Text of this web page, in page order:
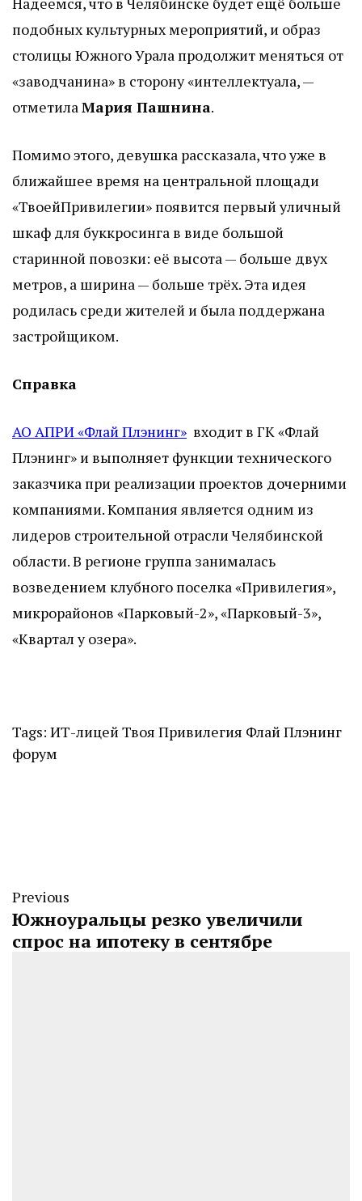
подобных культурных мероприятий, и образ
столицы Южного Урала продолжит меняться от
«заводчанина» в сторону «интеллектуала, —
отметилаМария Пашнина.
Помимо этого, девушка рассказала, что уже в
ближайшее время на центральной площади
«ТвоейПривилегии» появится первый уличный
шкаф для буккросинга в виде большой
старинной повозки: её высота — больше двух
метров, а ширина — больше трёх. Эта идея
родилась среди жителей и была поддержана
застройщиком.
Справка
АО АПРИ «Флай Плэнинг» входит в ГК «Флай
Плэнинг» и выполняет функции технического
заказчика при реализации проектов дочерними
компаниями. Компания является одним из
лидеров строительной отрасли Челябинской
области. В регионе группа занималась
возведением клубного поселка «Привилегия»,
микрорайонов «Парковый-2», «Парковый-3»,
«Квартал у озера».
Tags: ИТ-лицей Твоя Привилегия Флай Плэнинг
форум
Previous
Южноуральцы резко увеличили
спрос на ипотеку в сентябре